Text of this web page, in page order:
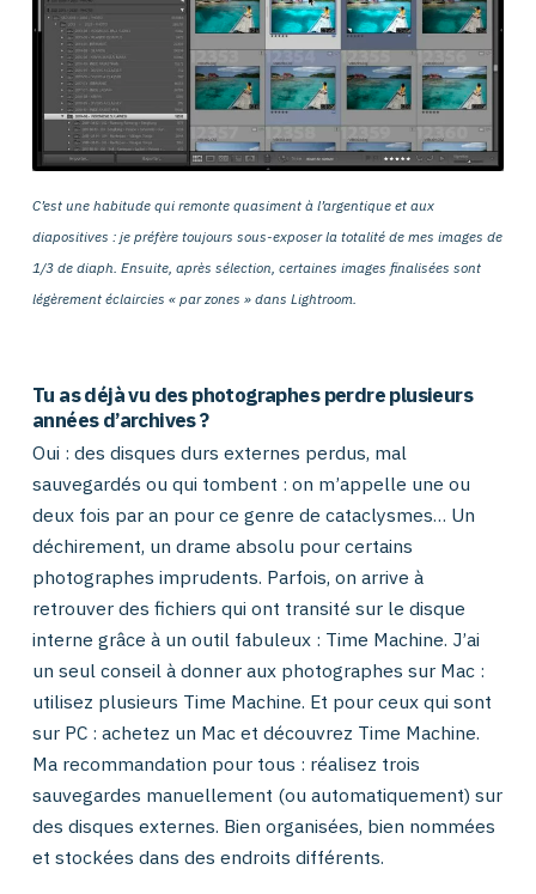
C’est une habitude qui remonte quasiment à l’argentique et aux
diapositives : je préfère toujours sous-exposer la totalité de mes images de
1/3 de diaph. Ensuite, après sélection, certaines images finalisées sont
légèrement éclaircies « par zones » dans Lightroom.
Tu as déjà vu des photographes perdre plusieurs
années d’archives ?
Oui : des disques durs externes perdus, mal
sauvegardés ou qui tombent : on m’appelle une ou
deux fois par an pour ce genre de cataclysmes… Un
déchirement, un drame absolu pour certains
photographes imprudents. Parfois, on arrive à
retrouver des fichiers qui ont transité sur le disque
interne grâce à un outil fabuleux : Time Machine. J’ai
un seul conseil à donner aux photographes sur Mac :
utilisez plusieurs Time Machine. Et pour ceux qui sont
sur PC : achetez un Mac et découvrez Time Machine.
Ma recommandation pour tous : réalisez trois
sauvegardes manuellement (ou automatiquement) sur
des disques externes. Bien organisées, bien nommées
et stockées dans des endroits différents.